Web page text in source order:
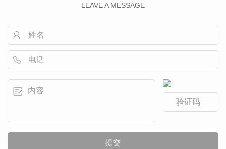
LEAVE A MESSAGE